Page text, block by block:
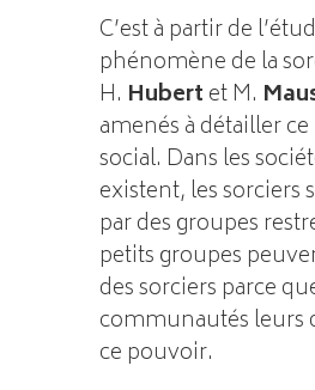
C’est à partir de
phénomène de la
H. Hubertet M.
amenés à détailler
social. Dans les
existent, les sorciers
par des groupes
petits groupes
des sorciers parce
communautés leurs
ce pouvoir.